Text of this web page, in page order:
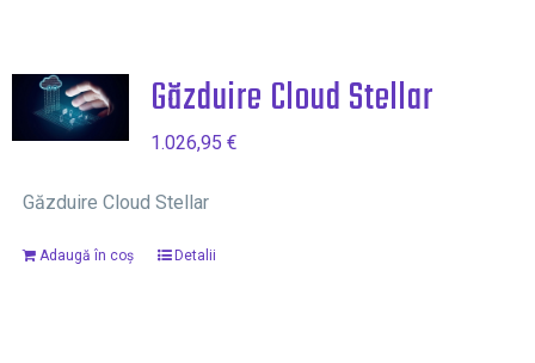
Găzduire Cloud Stellar
1.026,95 €
Găzduire Cloud Stellar
Adaugă în coș Detalii